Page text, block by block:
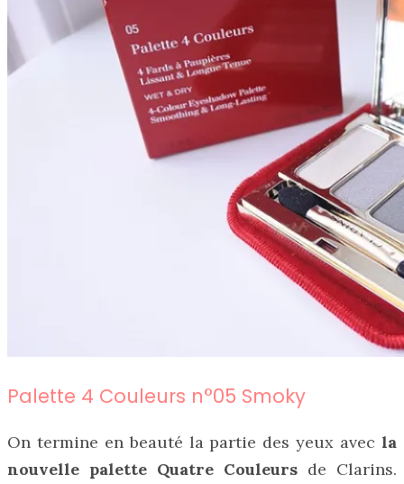
Palette 4 Couleurs n°05 Smoky
On termine en beauté la partie des yeux avec la
nouvelle palette Quatre Couleurs de Clarins.